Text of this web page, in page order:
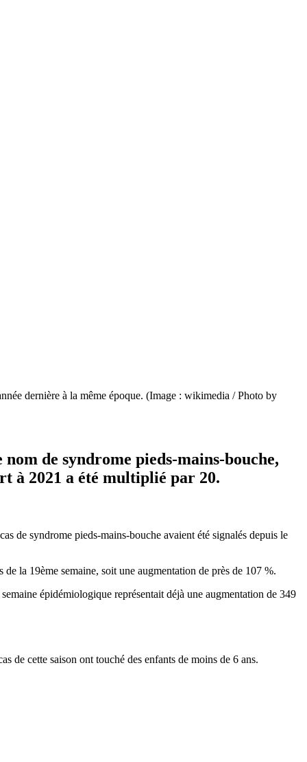
dernière à la même époque. (Image : wikimedia / Photo by
de syndrome pieds-mains-bouche,
à 2021 a été multiplié par 20.
de syndrome pieds-mains-bouche avaient été signalés depuis le
la 19ème semaine, soit une augmentation de près de 107 %.
épidémiologique représentait déjà une augmentation de 349
de cette saison ont touché des enfants de moins de 6 ans.